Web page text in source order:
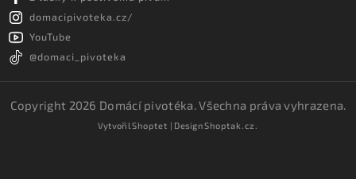
domacipivoteka.cz/
YouTube
@domaci_pivoteka
Copyright 2026 Domácí pivotéka . Všechna práva vyhrazena.
VytvořilShoptet | DesignShoptak.cz.